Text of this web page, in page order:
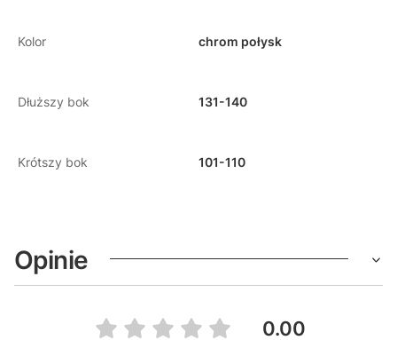
Kolor chrom połysk
Dłuższy bok 131-140
Krótszy bok 101-110
Opinie
0.00